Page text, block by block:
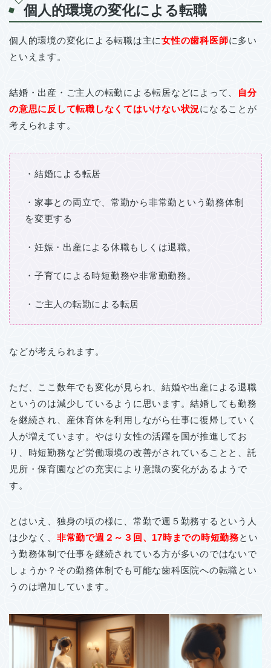
個人的環境の変化による転職
個人的環境の変化による転職は主に女性の歯科医師に多い
といえます。
結婚・出産・ご主人の転勤による転居などによって、
自分
の意思に反して転職しなくてはいけない状況になることが
考えられます。
・結婚による転居
・家事との両立で、常勤から非常勤という勤務体制
を変更する
・妊娠・出産による休職もしくは退職。
・子育てによる時短勤務や非常勤勤務。
・ご主人の転勤による転居
などが考えられます。
ただ、ここ数年でも変化が見られ、結婚や出産による退職
というのは減少しているように思います。結婚しても勤務
を継続され、産休育休を利用しながら仕事に復帰していく
人が増えています。やはり女性の活躍を国が推進してお
り、時短勤務など労働環境の改善がされていることと、託
児所・保育園などの充実により意識の変化があるようで
す。
とはいえ、独身の頃の様に、常勤で週５勤務するという人
は少なく、 非常勤で週２～３回、17時までの時短勤務とい
う勤務体制で仕事を継続されている方が多いのではないで
しょうか？その勤務体制でも可能な歯科医院への転職とい
うのは増加しています。